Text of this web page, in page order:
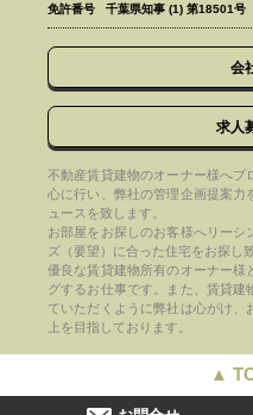
免許番号 千葉県知事 (1) 第18501号
会
求人
不動産賃貸建物のオーナー様へプ
心に行い、弊社の管理企画提案力
ュースを致します。
お部屋をお探しのお客様へリーシ
ズ（要望）に合った住宅をお探し
優良な賃貸建物所有のオーナー様
グするお仕事です。また、賃貸建
ていただくように弊社は心がけ、
上を目指しております。
▲